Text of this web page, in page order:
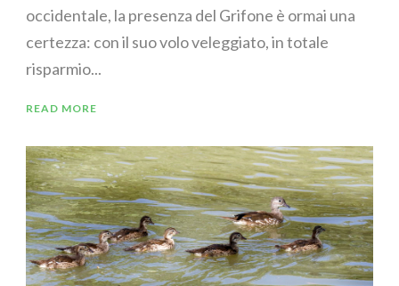
occidentale, la presenza del Grifone è ormai una
certezza: con il suo volo veleggiato, in totale
risparmio...
READ MORE